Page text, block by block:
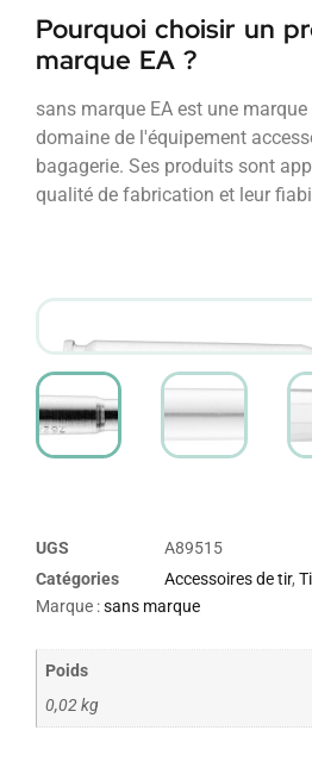
Pourquoi choisir un
marque EA ?
sans marque EA est une
domaine de l'équipement
bagagerie. Ses produits sont
qualité de fabrication et leur
UGS
A89515
Catégories
Accessoires de tir,
Marque :sans marque
Poids
0,02 kg